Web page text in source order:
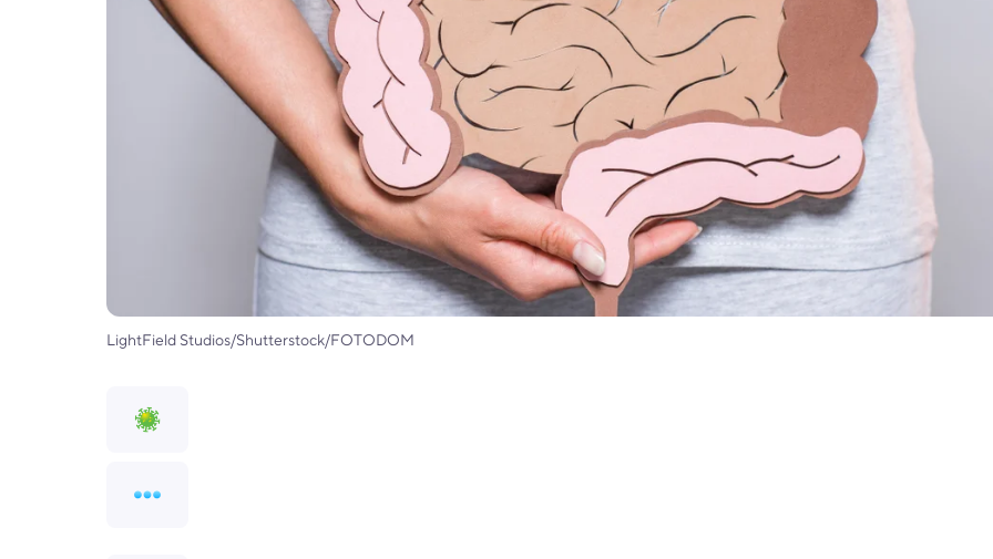
LightField Studios/Shutterstock/FOTODOM